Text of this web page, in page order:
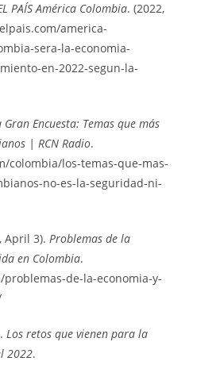
PAÍS América Colombia. (2022,
america-
sera-la-economia-
en-2022-segun-la-
Gran Encuesta: Temas que más
| RCN Radio.
colombia/los-temas-que-mas-
no-es-la-seguridad-ni-
April 3).Problemas de la
en Colombia.
de-la-economia-y-
Los retos que vienen para la
2022.